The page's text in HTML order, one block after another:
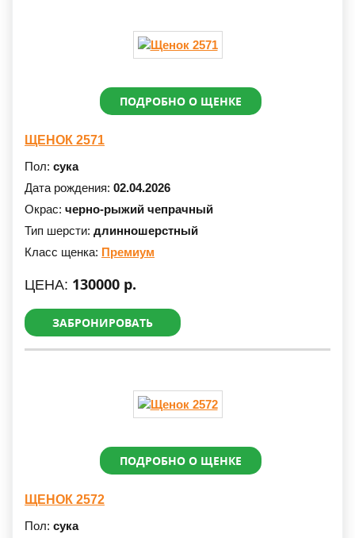
ПОДРОБНО О ЩЕНКЕ
ЩЕНОК 2571
Пол: сука
Дата рождения: 02.04.2026
Окрас: черно-рыжий чепрачный
Тип шерсти: длинношерстный
Класс щенка: Премиум
ЦЕНА: 130000 р.
ЗАБРОНИРОВАТЬ
ПОДРОБНО О ЩЕНКЕ
ЩЕНОК 2572
Пол: сука